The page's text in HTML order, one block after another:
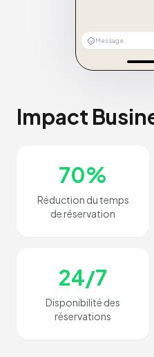
Message
Impact
70%
Réduction du temps
de réservation
24/7
Disponibilité des
réservations